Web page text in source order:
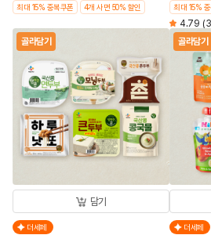
최대 15% 중복쿠폰 4개 사면 50% 할인 최대 15%
4.79
골라담기
담기
더세페
골라담기
더세페